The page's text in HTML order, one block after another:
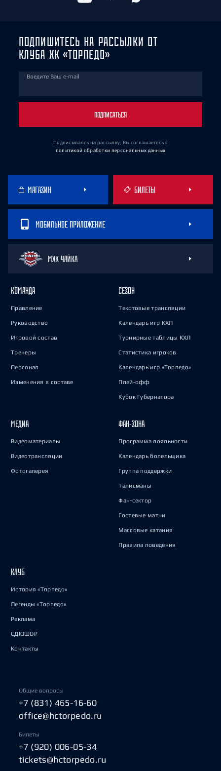
ПОДПИШИТЕСЬ НА РАССЫЛКИ ОТ
КЛУБА ХК «ТОРПЕДО»
Введите Ваш e-mail
ПОДПИСАТЬСЯ
Подписываясь на рассылку, Вы соглашаетесь с
политикой обработки персональных данных
МАГАЗИН БИЛЕТЫ
МОБИЛЬНОЕ ПРИЛОЖЕНИЕ
МХК ЧАЙКА
КОМАНДА
Правление
Руководство
Игровой состав
Тренеры
Персонал
Изменения в составе
СЕЗОН
Текстовые трансляции
Календарь игр КХЛ
Турнирные таблицы КХЛ
Статистика игроков
Календарь игр «Торпедо»
Плей-офф
Кубок Губернатора
МЕДИА
Видеоматериалы
Видеотрансляции
Фотогалерея
ФАН-ЗОНА
Программа лояльности
Календарь болельщика
Группа поддержки
Талисманы
Фан-сектор
Гостевые матчи
Массовые катания
Правила поведения
КЛУБ
История «Торпедо»
Легенды «Торпедо»
Реклама
СДЮШОР
Контакты
Общие вопросы
+7 (831) 465-16-60
office@hctorpedo.ru
Билеты
+7 (920) 006-05-34
tickets@hctorpedo.ru